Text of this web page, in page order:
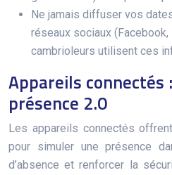
Ne jamais diffuser vos
réseaux sociaux
cambrioleurs utilisent ces
Appareils
présence 2.0
Les appareils connectés
pour simuler une présence
d’absence et renforcer la